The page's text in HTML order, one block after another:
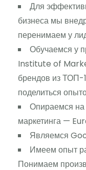
Для
бизнеса мы
перенимаем у
Обучаемся у
Institute of
брендов из ТОП-
поделиться
Опираемся
маркетинга —
Являемся
Имеем опыт
Понимаем